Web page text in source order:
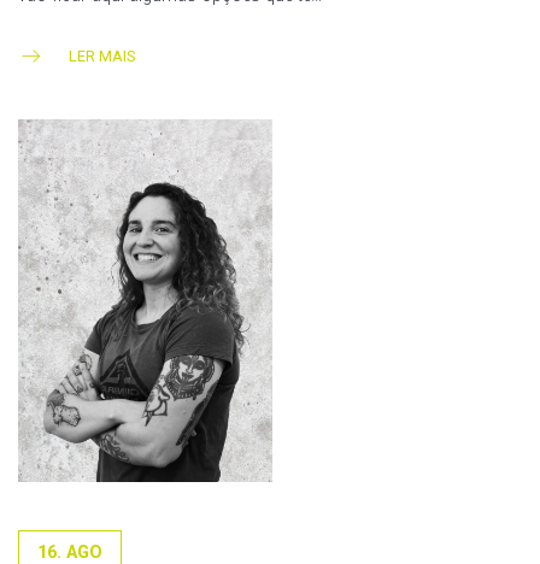
LER MAIS
16. AGO